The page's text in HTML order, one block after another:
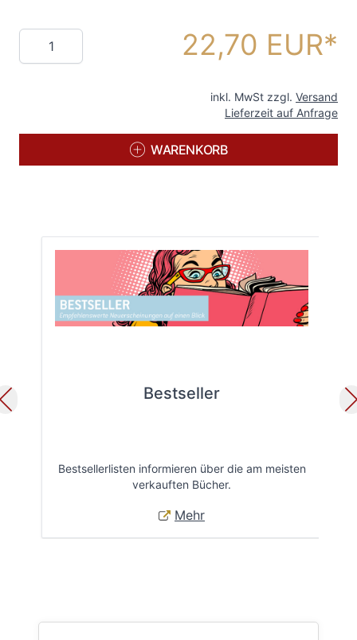
Menge 22,70 EUR
inkl. MwSt zzgl. Versand
Lieferzeit auf Anfrage
WARENKORB
Bestseller
Bestsellerlisten informieren über die am meisten
verkauften Bücher.
Mehr